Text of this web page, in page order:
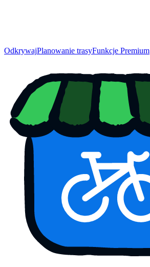
OdkrywajPlanowanie trasyFunkcje Premium